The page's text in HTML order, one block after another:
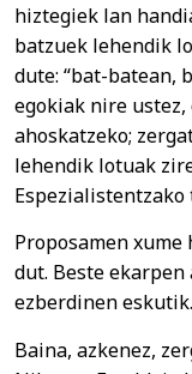
hiztegiek lan
batzuek lehendik
dute: “bat-batean,
egokiak nire ustez,
ahoskatzeko;
lehendik lotuak
Proposamen xume
dut. Beste
ezberdinen eskutik.
Baina, azkenez,